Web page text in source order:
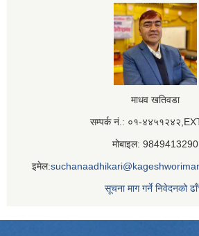
माधव खतिवडा
सम्पर्क नं.: ०१-
मोबाइल: 9849413290
इमेल:
सूचना माग गर्ने निवेदनको